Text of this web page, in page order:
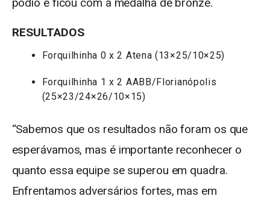
RESULTADOS
Forquilhinha 0 x 2 Atena (13×25/10×25)
Forquilhinha 1 x 2 AABB/Florianópolis
(25×23/24×26/10×15)
“Sabemos que os resultados não foram os que
esperávamos, mas é importante reconhecer o
quanto essa equipe se superou em quadra.
Enfrentamos adversários fortes, mas em